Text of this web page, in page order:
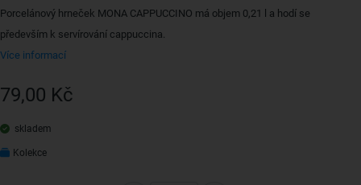
Porcelánový hrneček MONA CAPPUCCINO má objem 0,21 l a hodí se
především k servírování cappuccina.
Více informací
79,00 Kč
skladem
Kolekce